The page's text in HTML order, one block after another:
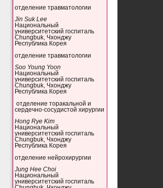
отделение травматологии
Jin Suk Lee
Национальный
университетский госпиталь
Chungbuk, Чхонджу
Республика Корея
отделение травматологии
Soo Young Yoon
Национальный
университетский госпиталь
Chungbuk, Чхонджу
Республика Корея
отделение торакальной и
сердечно-сосудистой хирургии
Hong Rye Kim
Национальный
университетский госпиталь
Chungbuk, Чхонджу
Республика Корея
отделение нейрохирургии
Jung Hee Choi
Национальный
университетский госпиталь